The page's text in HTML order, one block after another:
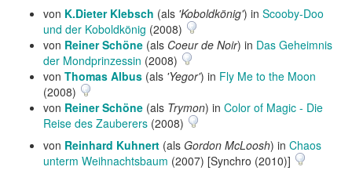
von K.Dieter Klebsch (als 'Koboldkönig') in Scooby-Doo
und der Koboldkönig (2008)
von Reiner Schöne (als Coeur de Noir) in Das Geheimnis
der Mondprinzessin (2008)
von Thomas Albus (als 'Yegor') in Fly Me to the Moon
(2008)
von Reiner Schöne (als Trymon) in Color of Magic - Die
Reise des Zauberers (2008)
von Reinhard Kuhnert (als Gordon McLoosh) in Chaos
unterm Weihnachtsbaum (2007) [Synchro (2010)]